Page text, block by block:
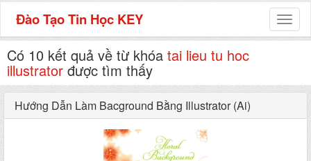
Đào Tạo Tin Học KEY
Có 10 kết quả về từ khóa tai lieu tu hoc
illustrator được tìm thấy
Hướng Dẫn Làm Bacground Bằng Illustrator (Ai)